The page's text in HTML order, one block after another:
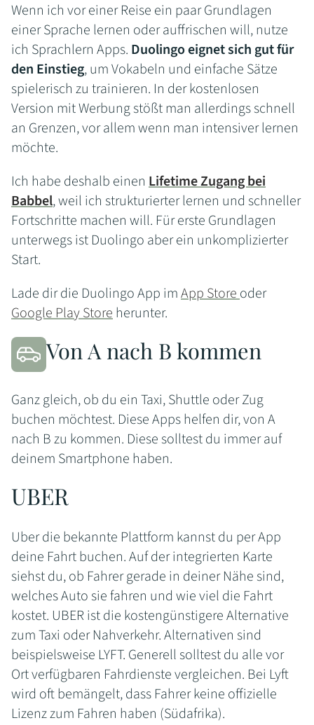
Wenn ich vor einer Reise ein paar Grundlagen
einer Sprache lernen oder auffrischen will, nutze
ich Sprachlern Apps. Duolingo eignet sich gut für
den Einstieg, um Vokabeln und einfache Sätze
spielerisch zu trainieren. In der kostenlosen
Version mit Werbung stößt man allerdings schnell
an Grenzen, vor allem wenn man intensiver lernen
möchte.
Ich habe deshalb einen Lifetime Zugang bei
Babbel, weil ich strukturierter lernen und schneller
Fortschritte machen will. Für erste Grundlagen
unterwegs ist Duolingo aber ein unkomplizierter
Start.
Lade dir die Duolingo App imApp Storeoder
Google Play Storeherunter.
Von A nach B kommen
Ganz gleich, ob du ein Taxi, Shuttle oder Zug
buchen möchtest. Diese Apps helfen dir, von A
nach B zu kommen. Diese solltest du immer auf
deinem Smartphone haben.
UBER
Uber die bekannte Plattform kannst du per App
deine Fahrt buchen. Auf der integrierten Karte
siehst du, ob Fahrer gerade in deiner Nähe sind,
welches Auto sie fahren und wie viel die Fahrt
kostet. UBER ist die kostengünstigere Alternative
zum Taxi oder Nahverkehr. Alternativen sind
beispielsweise LYFT. Generell solltest du alle vor
Ort verfügbaren Fahrdienste vergleichen. Bei Lyft
wird oft bemängelt, dass Fahrer keine offizielle
Lizenz zum Fahren haben (Südafrika).